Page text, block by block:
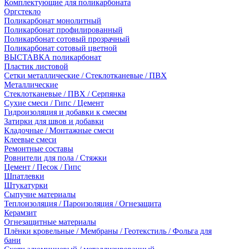
Комплектующие для поликарбоната
Оргстекло
Поликарбонат монолитный
Поликарбонат профилированный
Поликарбонат сотовый прозрачный
Поликарбонат сотовый цветной
ВЫСТАВКА поликарбонат
Пластик листовой
Сетки металлические / Стеклотканевые / ПВХ
Металлические
Стеклотканевые / ПВХ / Серпянка
Сухие смеси / Гипс / Цемент
Гидроизоляция и добавки к смесям
Затирки для швов и добавки
Кладочные / Монтажные смеси
Клеевые смеси
Ремонтные составы
Ровнители для пола / Стяжки
Цемент / Песок / Гипс
Шпатлевки
Штукатурки
Сыпучие материалы
Теплоизоляция / Пароизоляция / Огнезащита
Керамзит
Огнезащитные материалы
Плёнки кровельные / Мембраны / Геотекстиль / Фольга для
бани